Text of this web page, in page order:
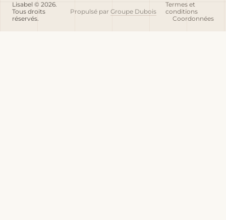
Lisabel © 2026.
Tous droits
réservés.
Propulsé par Groupe Dubois
Termes et
conditions
Coordonnées